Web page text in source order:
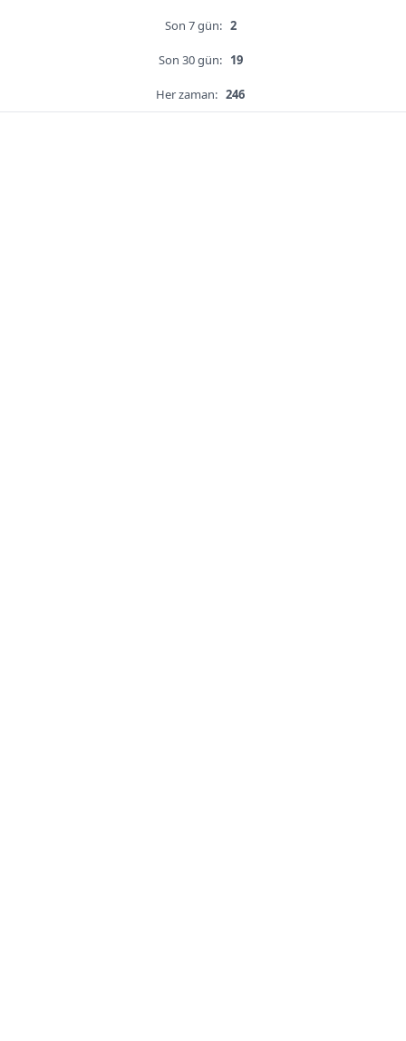
Son 7 gün: 2
Son 30 gün: 19
Her zaman: 246